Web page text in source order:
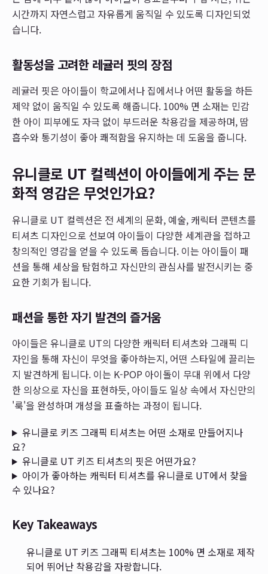
시간까지 자연스럽고 자유롭게 움직일 수 있도록 디자인되었
습니다.
활동성을 고려한 레귤러 핏의 장점
레귤러 핏은 아이들이 학교에서나 집에서나 어떤 활동을 하든
제약 없이 움직일 수 있도록 해줍니다. 100% 면 소재는 민감
한 아이 피부에도 자극 없이 부드러운 착용감을 제공하며, 땀
흡수와 통기성이 좋아 쾌적함을 유지하는 데 도움을 줍니다.
유니클로 UT 컬렉션이 아이들에게 주는 문
화적 영감은 무엇인가요?
유니클로 UT 컬렉션은 전 세계의 문화, 예술, 캐릭터 콘텐츠를
티셔츠 디자인으로 선보여 아이들이 다양한 세계관을 접하고
창의적인 영감을 얻을 수 있도록 돕습니다. 이는 아이들이 패
션을 통해 세상을 탐험하고 자신만의 관심사를 발전시키는 중
요한 기회가 됩니다.
패션을 통한 자기 발견의 즐거움
아이들은 유니클로 UT의 다양한 캐릭터 티셔츠와 그래픽 디
자인을 통해 자신이 무엇을 좋아하는지, 어떤 스타일에 끌리는
지 발견하게 됩니다. 이는 K-POP 아이돌이 무대 위에서 다양
한 의상으로 자신을 표현하듯, 아이들도 일상 속에서 자신만의
'룩'을 완성하며 개성을 표출하는 과정이 됩니다.
유니클로 키즈 그래픽 티셔츠는 어떤 소재로 만들어지나
요?
유니클로 UT 키즈 티셔츠의 핏은 어떤가요?
아이가 좋아하는 캐릭터 티셔츠를 유니클로 UT에서 찾을
수 있나요?
Key Takeaways
유니클로 UT 키즈 그래픽 티셔츠는 100% 면 소재로 제작
되어 뛰어난 착용감을 자랑합니다.